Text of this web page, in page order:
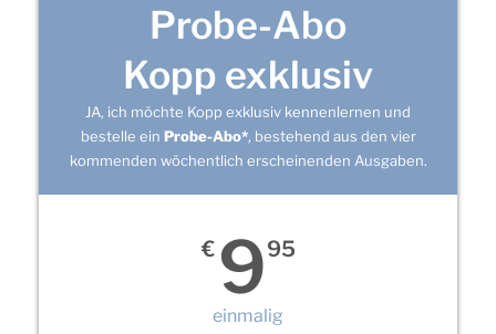
Probe-Abo
Kopp exklusiv
JA, ich möchte Kopp exklusiv kennenlernen und
bestelle ein Probe-Abo*, bestehend aus den vier
kommenden wöchentlich erscheinenden Ausgaben.
€ 995
einmalig